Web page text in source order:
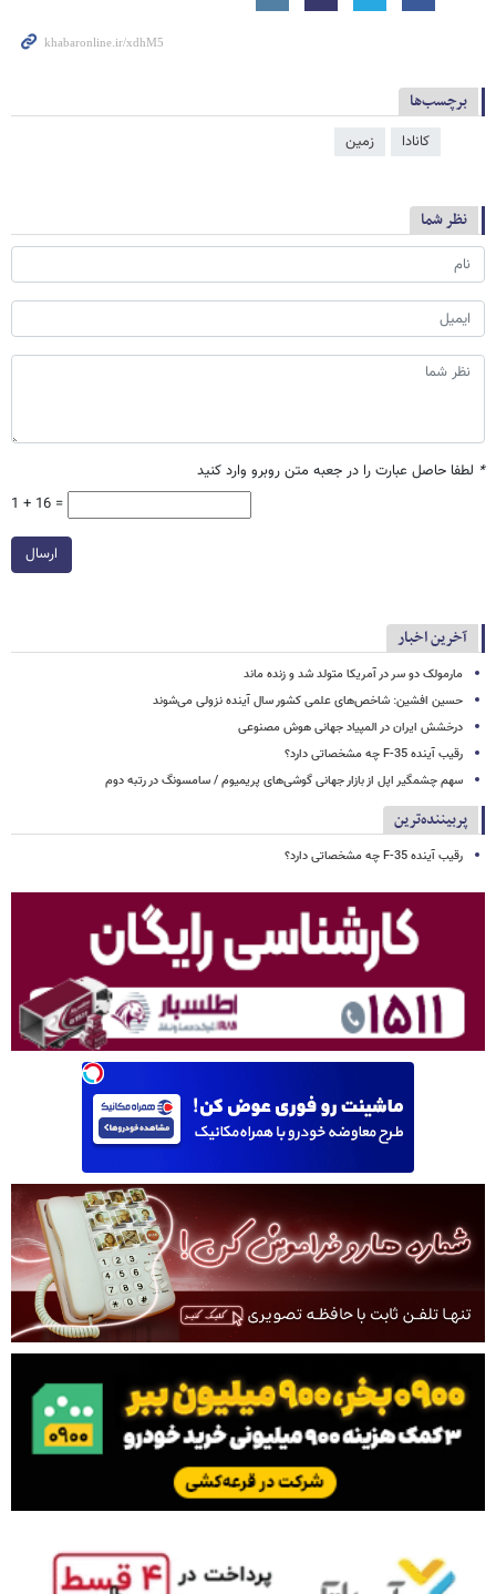
برچسب‌ها
کانادا زمین
نظر شما
* لطفا حاصل عبارت را در جعبه متن روبرو وارد کنید
1 + 16 =
ارسال
آخرین اخبار
مارمولک دو سر در آمریکا متولد شد و زنده ماند
حسین افشین: شاخص‌های علمی کشور سال آینده نزولی می‌شوند
درخشش ایران در المپیاد جهانی هوش مصنوعی
رقیب آینده F-35 چه مشخصاتی دارد؟
سهم چشمگیر اپل از بازار جهانی گوشی‌های پریمیوم / سامسونگ در رتبه دوم
پربیننده‌ترین
رقیب آینده F-35 چه مشخصاتی دارد؟